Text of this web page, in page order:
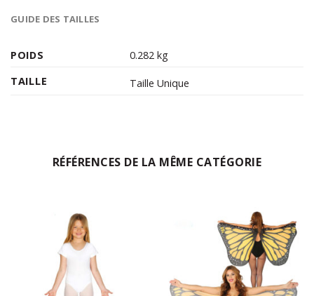
GUIDE DES TAILLES
POIDS
0.282 kg
TAILLE
Taille Unique
RÉFÉRENCES DE LA MÊME CATÉGORIE